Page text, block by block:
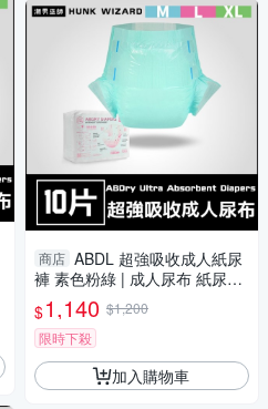
商店 ABDL 超強吸收成人紙尿
褲 素色粉綠 | 成人尿布 紙尿布
LittleForBig ABDry
$1,140 $1,200
限時下殺
加入購物車